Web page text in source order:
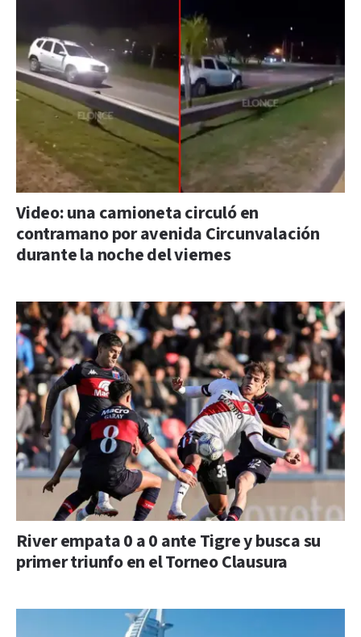
Video: una camioneta circuló en
contramano por avenida Circunvalación
durante la noche del viernes
River empata 0 a 0 ante Tigre y busca su
primer triunfo en el Torneo Clausura